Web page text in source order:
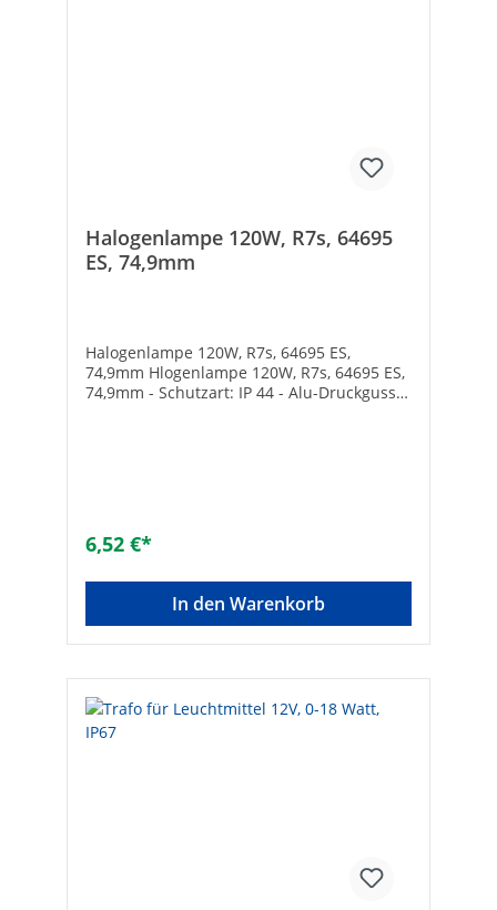
Halogenlampe 120W, R7s, 64695
ES, 74,9mm
Halogenlampe 120W, R7s, 64695 ES,
74,9mm Hlogenlampe 120W, R7s, 64695 ES,
74,9mm - Schutzart: IP 44 - Alu-Druckguss-
6,52 €*
In den Warenkorb